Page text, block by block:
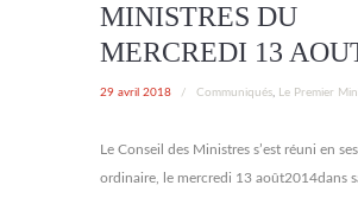
MINISTRES DU
MERCREDI 13
29 avril 2018 / Communiqués, Le Premier
Le Conseil des Ministres s’est réuni en
ordinaire, le mercredi 13 août2014dans